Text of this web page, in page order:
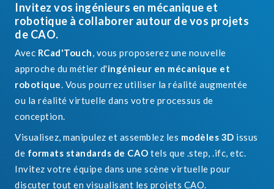
Invitez vos ingénieurs en mécanique et
robotique à collaborer autour de vos projets
de CAO.
Avec RCad'Touch, vous proposerez une nouvelle
approche du métier d'ingénieur en mécanique et
robotique. Vous pourrez utiliser la réalité augmentée
ou la réalité virtuelle dans votre processus de
conception.
Visualisez, manipulez et assemblez les modèles 3D issus
de formats standards de CAO tels que .step, .ifc, etc.
Invitez votre équipe dans une scène virtuelle pour
discuter tout en visualisant les projets CAO.